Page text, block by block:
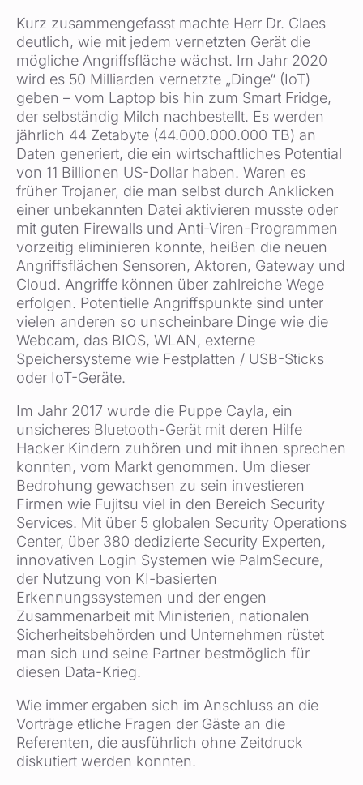
Kurz zusammengefasst machte Herr Dr. Claes
deutlich, wie mit jedem vernetzten Gerät die
mögliche Angriffsfläche wächst. Im Jahr 2020
wird es 50 Milliarden vernetzte „Dinge“ (IoT)
geben – vom Laptop bis hin zum Smart Fridge,
der selbständig Milch nachbestellt. Es werden
jährlich 44 Zetabyte (44.000.000.000 TB) an
Daten generiert, die ein wirtschaftliches Potential
von 11 Billionen US-Dollar haben. Waren es
früher Trojaner, die man selbst durch Anklicken
einer unbekannten Datei aktivieren musste oder
mit guten Firewalls und Anti-Viren-Programmen
vorzeitig eliminieren konnte, heißen die neuen
Angriffsflächen Sensoren, Aktoren, Gateway und
Cloud. Angriffe können über zahlreiche Wege
erfolgen. Potentielle Angriffspunkte sind unter
vielen anderen so unscheinbare Dinge wie die
Webcam, das BIOS, WLAN, externe
Speichersysteme wie Festplatten / USB-Sticks
oder IoT-Geräte.
Im Jahr 2017 wurde die Puppe Cayla, ein
unsicheres Bluetooth-Gerät mit deren Hilfe
Hacker Kindern zuhören und mit ihnen sprechen
konnten, vom Markt genommen. Um dieser
Bedrohung gewachsen zu sein investieren
Firmen wie Fujitsu viel in den Bereich Security
Services. Mit über 5 globalen Security Operations
Center, über 380 dedizierte Security Experten,
innovativen Login Systemen wie PalmSecure,
der Nutzung von KI-basierten
Erkennungssystemen und der engen
Zusammenarbeit mit Ministerien, nationalen
Sicherheitsbehörden und Unternehmen rüstet
man sich und seine Partner bestmöglich für
diesen Data-Krieg.
Wie immer ergaben sich im Anschluss an die
Vorträge etliche Fragen der Gäste an die
Referenten, die ausführlich ohne Zeitdruck
diskutiert werden konnten.